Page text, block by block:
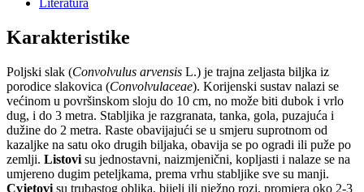
Karakteristike
Poljski slak (Convolvulus arvensis L.) je trajna zeljasta biljka iz
porodice slakovica (Convolvulaceae). Korijenski sustav nalazi se
većinom u površinskom sloju do 10 cm, no može biti dubok i vrlo
dug, i do 3 metra. Stabljika je razgranata, tanka, gola, puzajuća i
dužine do 2 metra. Raste obavijajući se u smjeru suprotnom od
kazaljke na satu oko drugih biljaka, obavija se po ogradi ili puže po
zemlji. Listovi su jednostavni, naizmjenični, kopljasti i nalaze se na
umjereno dugim peteljkama, prema vrhu stabljike sve su manji.
Cvjetovi su trubastog oblika, bijeli ili nježno rozi, promjera oko 2-3